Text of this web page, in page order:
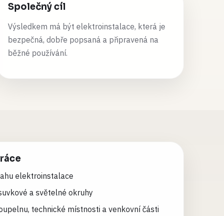
Společný cíl
Výsledkem má být elektroinstalace, která je
bezpečná, dobře popsaná a připravená na
běžné používání.
elektroinstalace
a světelné okruhy
technické místnosti a venkovní části